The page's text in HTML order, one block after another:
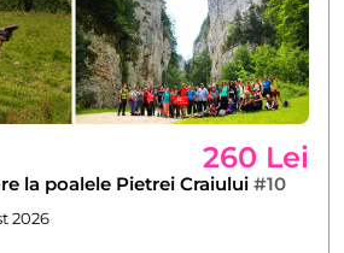
260 Lei
la poalele Pietrei Craiului #10
2026